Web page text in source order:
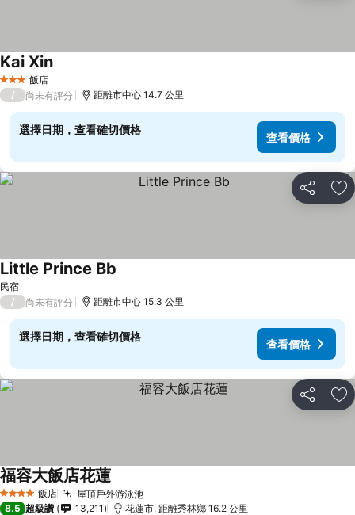
3 星級 飯店
Kai Xin
/ 尚未有評分 距離市中心 14.7 公里
選擇日期，查看確切價格
查看價格
分享 加
民宿
Little Prince Bb
/ 尚未有評分 距離市中心 15.3 公里
選擇日期，查看確切價格
查看價格
分享 加
4 星級 飯店 屋頂戶外游泳池
福容大飯店花蓮
8.5 超級讚 13,211 花蓮市, 距離秀林鄉 16.2 公里